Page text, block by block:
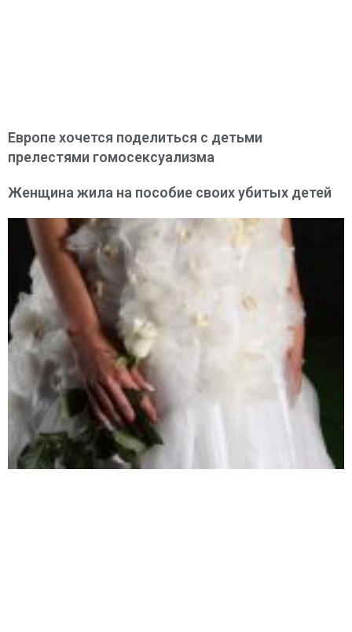
Европе хочется поделиться с детьми
прелестями гомосексуализма
Женщина жила на пособие своих убитых детей